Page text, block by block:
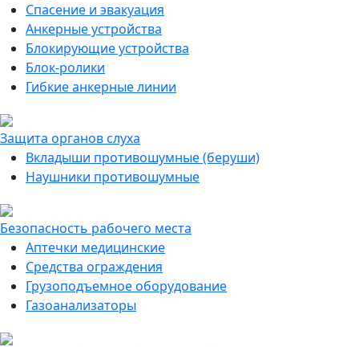
Спасение и эвакуация
Анкерные устройства
Блокирующие устройства
Блок-ролики
Гибкие анкерные линии
Защита органов слуха
Вкладыши противошумные (беруши)
Наушники противошумные
Безопасность рабочего места
Аптечки медицинские
Средства ограждения
Грузоподъемное оборудование
Газоанализаторы